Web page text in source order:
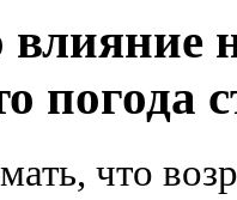
погода
что